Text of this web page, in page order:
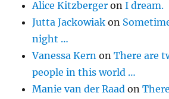
Alice Kitzberger onI dream.
Jutta Jackowiak on
night …
Vanessa Kern onThere are
people in this world …
Manie van der Raad on